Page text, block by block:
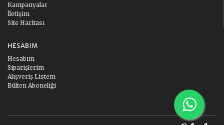
Kampanyalar
İletişim
Site Haritası
HESABIM
Hesabım
Siparişlerim
Alışveriş Listem
Bülten Aboneliği